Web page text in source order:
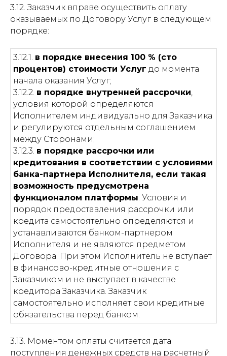
3.12. Заказчик вправе осуществить оплату
оказываемых по Договору Услуг в следующем
порядке:
3.12.1. в порядке внесения 100 % (сто
процентов) стоимости Услуг до момента
начала оказания Услуг;
3.12.2. в порядке внутренней рассрочки,
условия которой определяются
Исполнителем индивидуально для Заказчика
и регулируются отдельным соглашением
между Сторонами;
3.12.3. в порядке рассрочки или
кредитования в соответствии с условиями
банка-партнера Исполнителя, если такая
возможность предусмотрена
функционалом платформы. Условия и
порядок предоставления рассрочки или
кредита самостоятельно определяются и
устанавливаются банком-партнером
Исполнителя и не являются предметом
Договора. При этом Исполнитель не вступает
в финансово-кредитные отношения с
Заказчиком и не выступает в качестве
кредитора Заказчика. Заказчик
самостоятельно исполняет свои кредитные
обязательства перед банком.
3.13. Моментом оплаты считается дата
поступления денежных средств на расчетный